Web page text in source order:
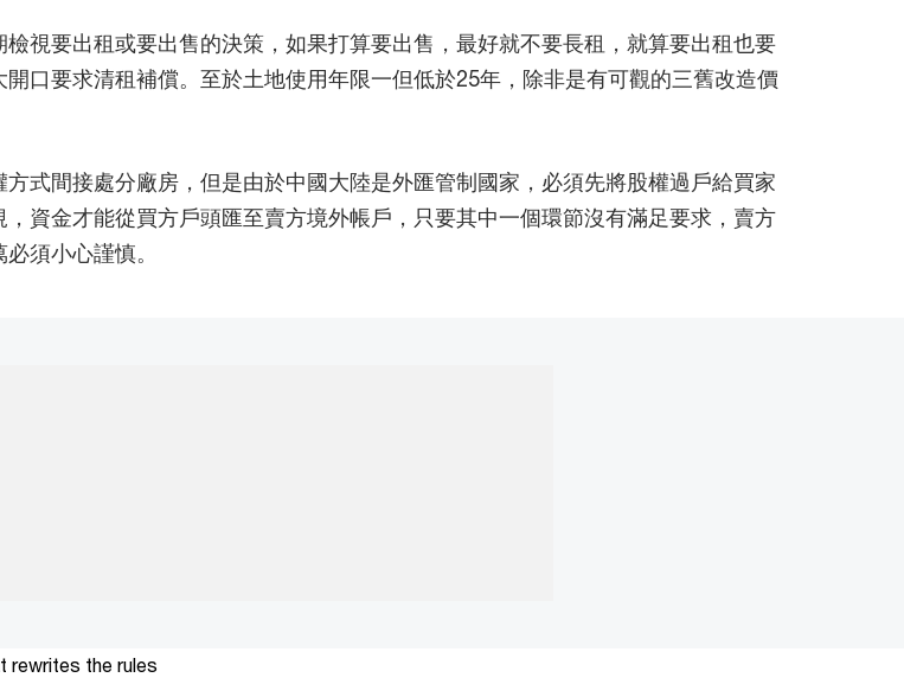
視要出租或要出售的決策，如果打算要出售，最好就不要長租，就算要出租也要
口要求清租補償。至於土地使用年限一但低於25年，除非是有可觀的三舊改造價
式間接處分廠房，但是由於中國大陸是外匯管制國家，必須先將股權過戶給買家
資金才能從買方戶頭匯至賣方境外帳戶，只要其中一個環節沒有滿足要求，賣方
須小心謹慎。
rewrites the rules